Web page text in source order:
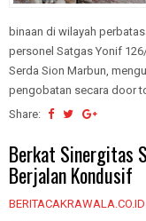
binaan di wilayah
personel Satgas Yonif
Serda Sion Marbun,
pengobatan secara door
Share:
Berkat Sinergitas
Berjalan Kondusif
BERITACAKRAWALA.CO.ID